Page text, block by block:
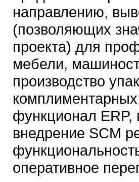
направлению,
(позволяющих
проекта) для
мебели,
производство
функционал ERP,
внедрение SCM
оперативное